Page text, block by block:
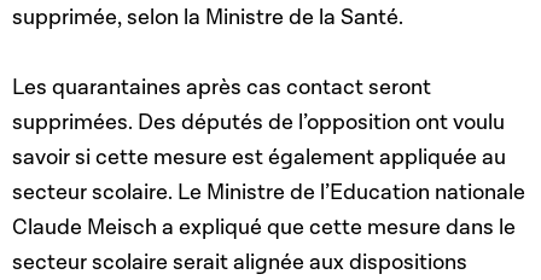
supprimée, selon la Ministre de la Santé.
Les quarantaines après cas contact seront
supprimées. Des députés de l’opposition ont voulu
savoir si cette mesure est également appliquée au
secteur scolaire. Le Ministre de l’Education nationale
Claude Meisch a expliqué que cette mesure dans le
secteur scolaire serait alignée aux dispositions